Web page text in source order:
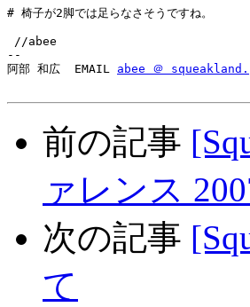
# 椅子が2脚では足らなさそうですね。
//abee
--
阿部 和広  EMAIL abee ＠
前の記事
ァレンス
次の記事
て